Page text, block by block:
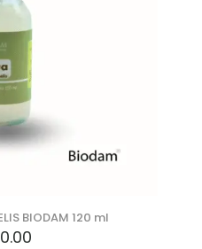
BIODAM 120 ml